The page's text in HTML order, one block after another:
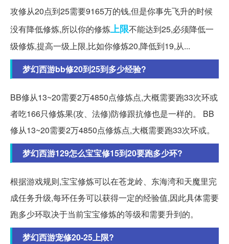
攻修从20点到25需要9165万的钱,但是你事先飞升的时候
没有降低修炼,所以你的修炼上限不能达到25,必须降低一
级修炼,提高一级上限,比如你修炼20,降低到19,从...
梦幻西游bb修20到25到多少经验?
BB修从13~20需要2万4850点修炼点,大概需要跑33次环或
者吃166只修炼果(攻、法修)防修跟抗修也是一样的。 BB
修从13~20需要2万4850点修炼点,大概需要跑33次环或。
梦幻西游129怎么宝宝修15到20要跑多少环?
根据游戏规则,宝宝修炼可以在苍龙岭、东海湾和天魔里完
成任务升级,每环任务可以获得一定的经验值,因此具体需要
跑多少环取决于当前宝宝修炼的等级和需要升到的。
梦幻西游宠修20-25上限?